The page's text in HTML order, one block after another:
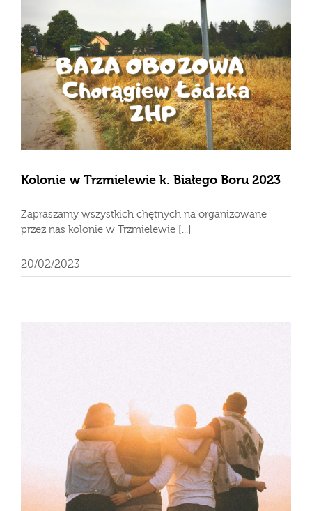
Kolonie w Trzmielewie k. Białego Boru 2023
Zapraszamy wszystkich chętnych na organizowane
przez nas kolonie w Trzmielewie [...]
20/02/2023